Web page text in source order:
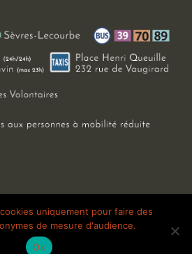
| Tous droits réservés | Mentions légales
Galerie photo
uniquement pour faire des
de mesure d'audience.
Ok